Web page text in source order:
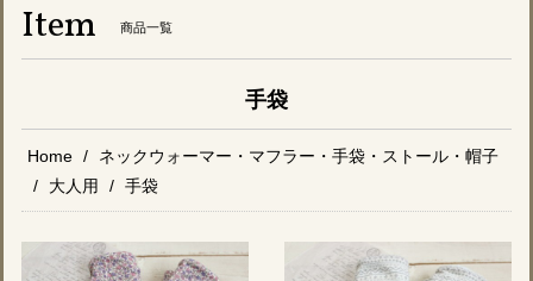
Item 商品一覧
手袋
Home
ネックウォーマー・マフラー・手袋・ストール・帽子
大人用
手袋